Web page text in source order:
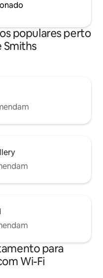
populares perto
Smiths
para
Wi-Fi